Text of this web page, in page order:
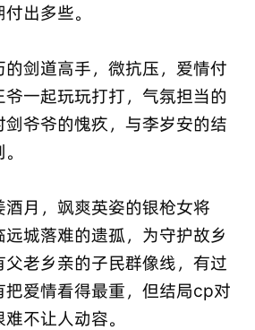
出多些。
剑道高手，微抗压，爱情付
一起玩玩打打，气氛担当的
剑爷爷的愧疚，与李岁安的结
月，飒爽英姿的银枪女将
城落难的遗孤，为守护故乡
老乡亲的子民群像线，有过
把爱情看得最重，但结局cp对
不让人动容。